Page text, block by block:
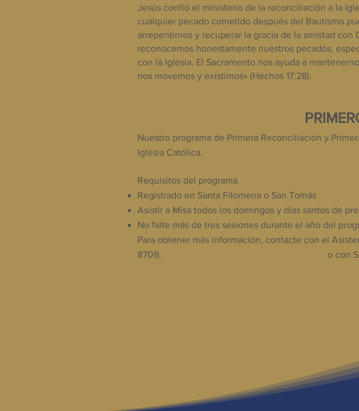
Jesús confió el ministerio de la reconciliación a la
cualquier pecado cometido después del Bautismo
arrepentirnos y recuperar la gracia de la amistad
reconocemos honestamente nuestros pecados,
con la Iglesia. El Sacramento nos ayuda a
nos movemos y existimos» (Hechos 17:28).
Nuestro programa de Primera Reconciliación y
Iglesia Católica.
Requisitos del programa
Registrado en Santa Filomena o San Tomás
Asistir a Misa todos los domingos y días santos de
No falte más de tres sesiones durante el año del
Para obtener más información, contacte con el
8709,
o con